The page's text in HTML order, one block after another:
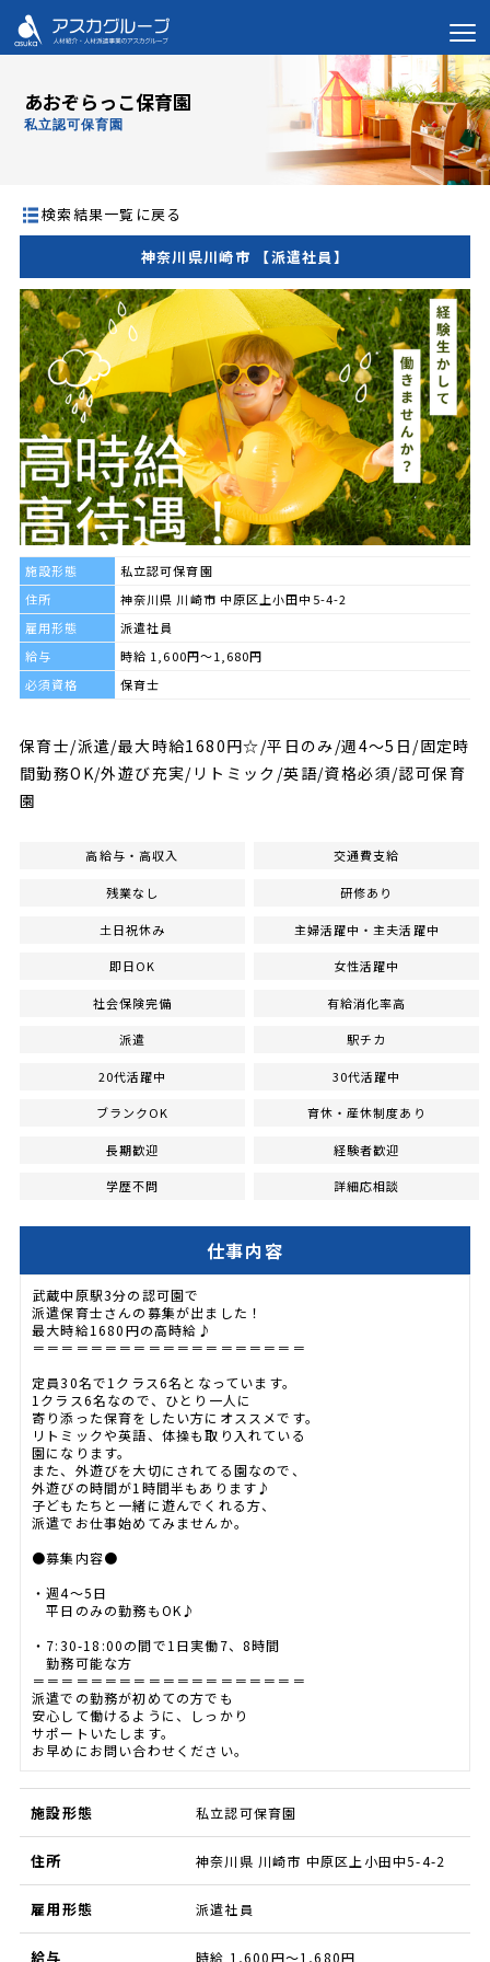
あおぞらっこ保育園
私立認可保育園
検索結果一覧に戻る
神奈川県川崎市 【派遣社員】
施設形態
私立認可保育園
住所
神奈川県 川崎市 中原区上小田中5-4-2
雇用形態
派遣社員
給与
時給 1,600円～1,680円
必須資格
保育士
保育士/派遣/最大時給1680円☆/平日のみ/週4～5日/固定時
間勤務OK/外遊び充実/リトミック/英語/資格必須/認可保育
園
高給与・高収入 交通費支給
残業なし 研修あり
土日祝休み 主婦活躍中・主夫活躍中
即日OK 女性活躍中
社会保険完備 有給消化率高
派遣 駅チカ
20代活躍中 30代活躍中
ブランクOK 育休・産休制度あり
長期歓迎 経験者歓迎
学歴不問 詳細応相談
仕事内容
武蔵中原駅3分の認可園で
派遣保育士さんの募集が出ました！
最大時給1680円の高時給♪
＝＝＝＝＝＝＝＝＝＝＝＝＝＝＝＝＝＝＝
定員30名で1クラス6名となっています。
1クラス6名なので、ひとり一人に
寄り添った保育をしたい方にオススメです。
リトミックや英語、体操も取り入れている
園になります。
また、外遊びを大切にされてる園なので、
外遊びの時間が1時間半もあります♪
子どもたちと一緒に遊んでくれる方、
派遣でお仕事始めてみませんか。
●募集内容●
・週4～5日
平日のみの勤務もOK♪
・7:30-18:00の間で1日実働7、8時間
勤務可能な方
＝＝＝＝＝＝＝＝＝＝＝＝＝＝＝＝＝＝＝
派遣での勤務が初めての方でも
安心して働けるように、しっかり
サポートいたします。
お早めにお問い合わせください。
施設形態 私立認可保育園
住所 神奈川県 川崎市 中原区上小田中5-4-2
雇用形態 派遣社員
給与 時給 1,600円～1,680円